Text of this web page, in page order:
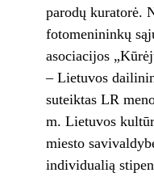
parodų kuratorė.
fotomenininkų
asociacijos
– Lietuvos
suteiktas LR
m. Lietuvos
miesto
individualią